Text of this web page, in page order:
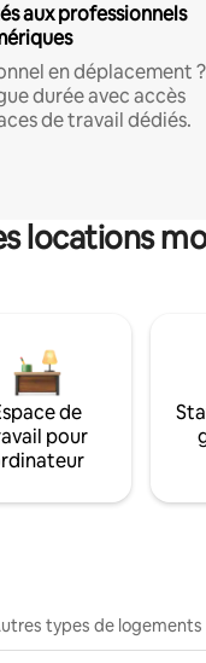
aux professionnels
en déplacement ?
durée avec accès
de travail dédiés.
locations
de
pour
types de logements